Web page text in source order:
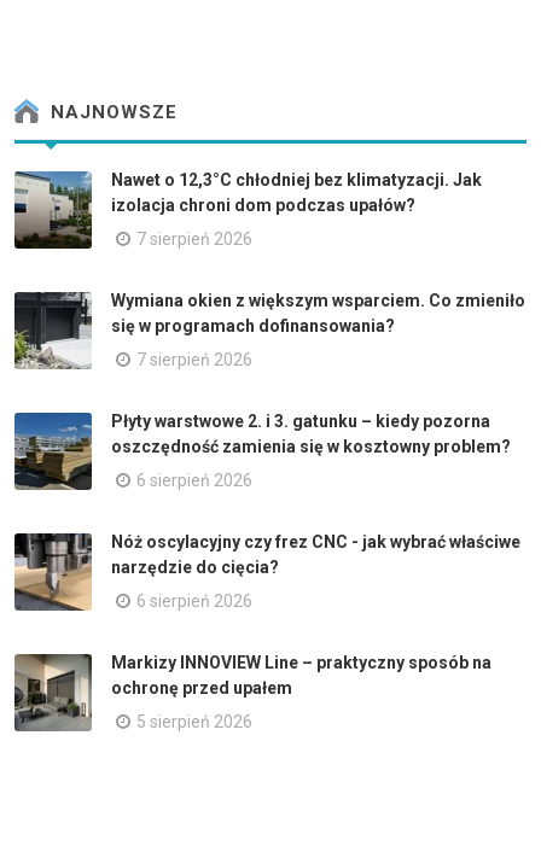
NAJNOWSZE
Nawet o 12,3°C chłodniej bez klimatyzacji. Jak
izolacja chroni dom podczas upałów?
7 sierpień 2026
Wymiana okien z większym wsparciem. Co zmieniło
się w programach dofinansowania?
7 sierpień 2026
Płyty warstwowe 2. i 3. gatunku – kiedy pozorna
oszczędność zamienia się w kosztowny problem?
6 sierpień 2026
Nóż oscylacyjny czy frez CNC - jak wybrać właściwe
narzędzie do cięcia?
6 sierpień 2026
Markizy INNOVIEW Line – praktyczny sposób na
ochronę przed upałem
5 sierpień 2026